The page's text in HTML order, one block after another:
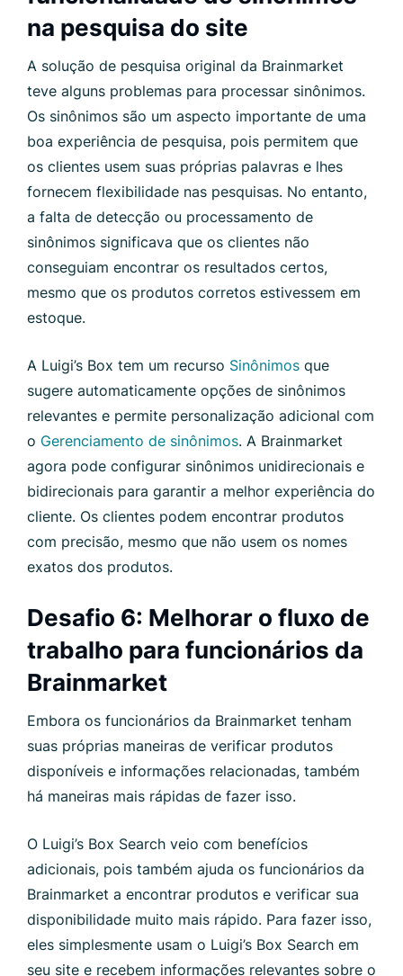
na pesquisa do site
A solução de pesquisa original da Brainmarket
teve alguns problemas para processar sinônimos.
Os sinônimos são um aspecto importante de uma
boa experiência de pesquisa, pois permitem que
os clientes usem suas próprias palavras e lhes
fornecem flexibilidade nas pesquisas. No entanto,
a falta de detecção ou processamento de
sinônimos significava que os clientes não
conseguiam encontrar os resultados certos,
mesmo que os produtos corretos estivessem em
estoque.
A Luigi’s Box tem um recurso Sinônimos que
sugere automaticamente opções de sinônimos
relevantes e permite personalização adicional com
o Gerenciamento de sinônimos. A Brainmarket
agora pode configurar sinônimos unidirecionais e
bidirecionais para garantir a melhor experiência do
cliente. Os clientes podem encontrar produtos
com precisão, mesmo que não usem os nomes
exatos dos produtos.
Desafio 6: Melhorar o fluxo de
trabalho para funcionários da
Brainmarket
Embora os funcionários da Brainmarket tenham
suas próprias maneiras de verificar produtos
disponíveis e informações relacionadas, também
há maneiras mais rápidas de fazer isso.
O Luigi’s Box Search veio com benefícios
adicionais, pois também ajuda os funcionários da
Brainmarket a encontrar produtos e verificar sua
disponibilidade muito mais rápido. Para fazer isso,
eles simplesmente usam o Luigi’s Box Search em
seu site e recebem informações relevantes sobre o